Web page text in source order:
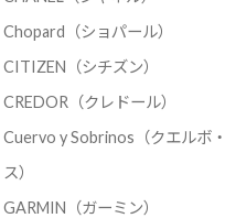
Chopard（ショパール）
CITIZEN（シチズン）
CREDOR（クレドール）
Cuervo y Sobrinos（クエルボ
ス）
GARMIN（ガーミン）